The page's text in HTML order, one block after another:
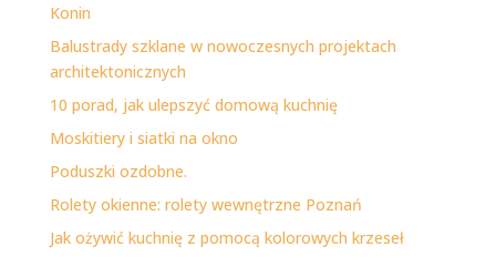
Konin
Balustrady szklane w nowoczesnych projektach
architektonicznych
10 porad, jak ulepszyć domową kuchnię
Moskitiery i siatki na okno
Poduszki ozdobne.
Rolety okienne: rolety wewnętrzne Poznań
Jak ożywić kuchnię z pomocą kolorowych krzeseł